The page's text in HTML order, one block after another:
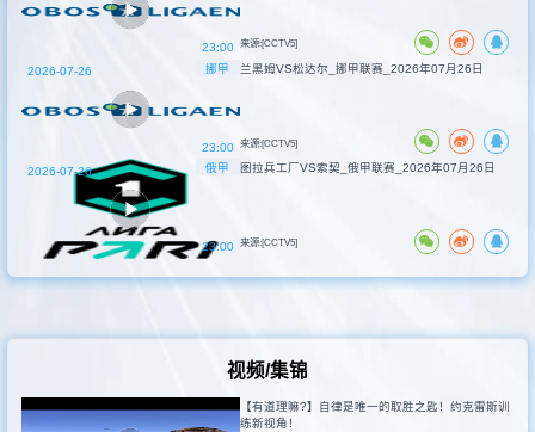
23:00 来源:[CCTV5]
挪甲
23:00
2026-07-26 兰黑姆VS松达尔_挪甲联赛_2026年07月26日
来源:[CCTV5]
俄甲
23:00
2026-07-26 图拉兵工厂VS索契_俄甲联赛_2026年07月26日
来源:[CCTV5]
视频/集锦
【有道理嘛?】自律是唯一的取胜之匙！约克雷斯训
练新视角！